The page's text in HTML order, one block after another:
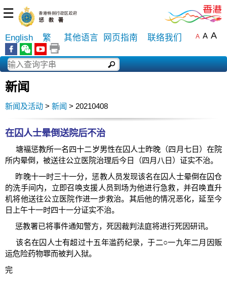
☰
English 繁 其他语言 网页指南 联络我们 A A A
新闻
新闻及活动 > 新闻 > 20210408
在囚人士晕倒送院后不治
​塘褔惩教所一名四十二岁男性在囚人士昨晚（四月七日）在院
所内晕倒，被送往公立医院治理后今日（四月八日）证实不治。
昨晚十一时三十一分，惩教人员发现该名在囚人士晕倒在囚仓
的洗手间内，立即召唤支援人员到场为他进行急救，并召唤直升
机将他送往公立医院作进一步救治。其后他的情况恶化，延至今
日上午十一时四十一分证实不治。
惩教署已将事件通知警方，死因裁判法庭将进行死因研讯。
该名在囚人士有超过十五年滥药纪录，于二○一九年二月因贩
运危险药物罪而被判入狱。
完